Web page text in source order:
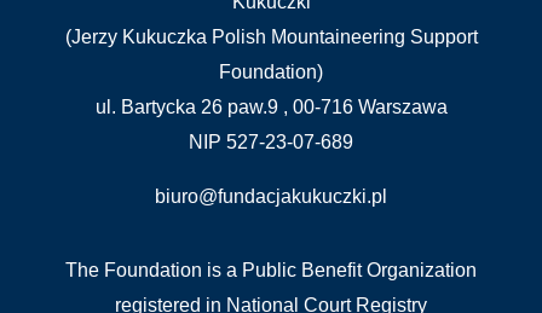
(Jerzy Kukuczka Polish Mountaineering Support
Foundation)
ul. Bartycka 26 paw.9 , 00-716 Warszawa
NIP 527-23-07-689
biuro@fundacjakukuczki.pl
The Foundation is a Public Benefit Organization
registered in National Court Registry